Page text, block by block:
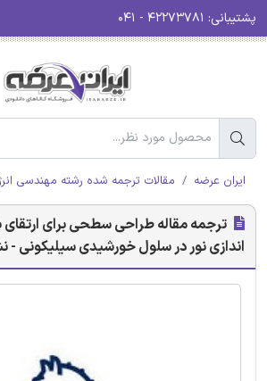
پشتیبانی:
ایران عرضه مقالات ترجمه شده رشته مهندسی
ترجمه مقاله طراحی سطحی برای ارتقای
اندازی نور در سلول خورشیدی سیلیکونی -